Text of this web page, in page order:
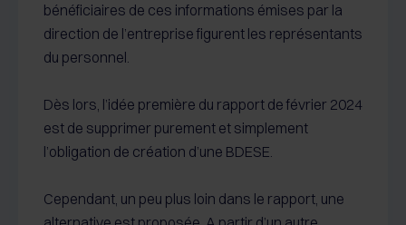
bénéficiaires de ces informations émises par la
direction de l’entreprise figurent les représentants
du personnel.
Dès lors, l’idée première du rapport de février 2024
est de supprimer purement et simplement
l’obligation de création d’une BDESE.
Cependant, un peu plus loin dans le rapport, une